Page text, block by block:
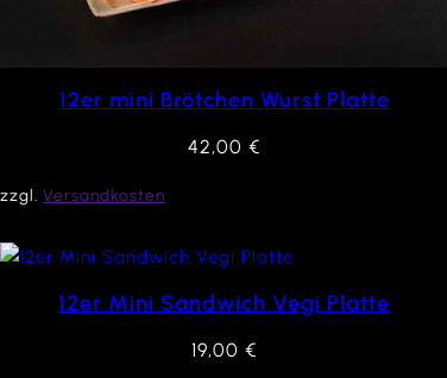
12er mini Brötchen Wurst Platte
42,00€
zzgl. Versandkosten
12er Mini Sandwich Vegi Platte
19,00€